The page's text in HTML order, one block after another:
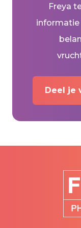
Freya
informatie
Deel je